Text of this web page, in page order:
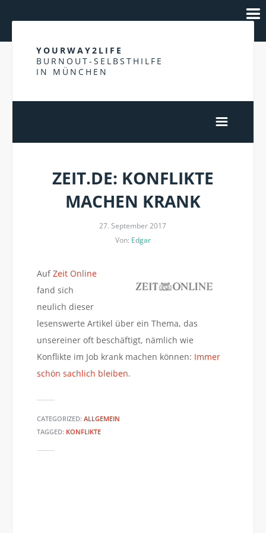
YOURWAY2LIFE
BURNOUT-SELBSTHILFE
IN MÜNCHEN
ZEIT.DE: KONFLIKTE
MACHEN KRANK
27. September 2017
Von: Edgar
AufZeit Online
fand sich
neulich dieser
lesenswerte Artikel über ein Thema, das
unsereiner oft beschäftigt, nämlich wie
Konflikte im Job krank machen können: Immer
schön sachlich bleiben.
CATEGORIZED: ALLGEMEIN
TAGGED: KONFLIKTE